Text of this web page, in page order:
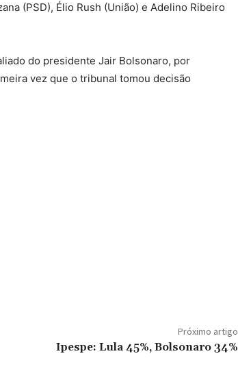
(PSD), Élio Rush (União) e Adelino Ribeiro
do presidente Jair Bolsonaro, por
vez que o tribunal tomou decisão
Próximo artigo
Ipespe: Lula 45%, Bolsonaro 34%